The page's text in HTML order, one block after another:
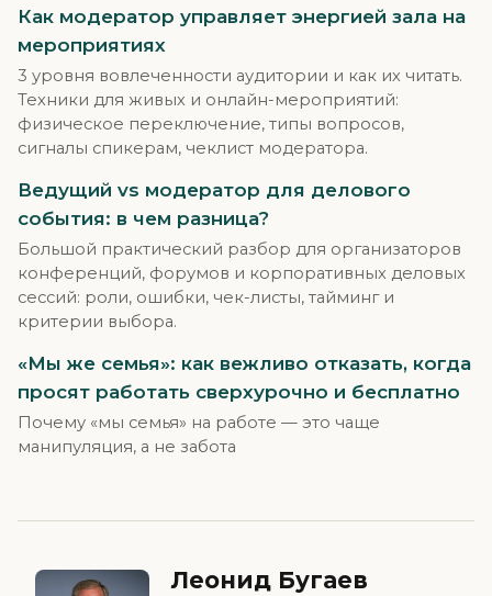
Как модератор управляет энергией зала на
мероприятиях
3 уровня вовлеченности аудитории и как их читать.
Техники для живых и онлайн-мероприятий:
физическое переключение, типы вопросов,
сигналы спикерам, чеклист модератора.
Ведущий vs модератор для делового
события: в чем разница?
Большой практический разбор для организаторов
конференций, форумов и корпоративных деловых
сессий: роли, ошибки, чек-листы, тайминг и
критерии выбора.
«Мы же семья»: как вежливо отказать, когда
просят работать сверхурочно и бесплатно
Почему «мы семья» на работе — это чаще
манипуляция, а не забота
Леонид Бугаев